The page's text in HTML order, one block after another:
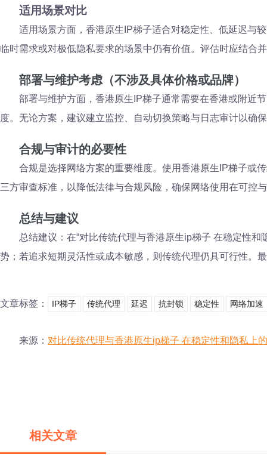
适用场景对比
适用场景方面，香港原生IP梯子适合对稳定性、低延迟与
临时需求或对极低隐私要求的场景中仍有价值。评估时应结合
部署与维护考虑（不涉及具体价格或品牌）
部署与维护方面，香港原生IP梯子通常需要在香港或附近
度。无论方案，建议建立监控、自动切换策略与日志审计以确
合规与审计的必要性
合规是选择网络方案的重要维度。使用香港原生IP梯子或
三方审查标准，以降低法律与合规风险，确保网络使用在可控
总结与建议
总结建议：在“对比传统代理与香港原生ip梯子 在稳定性
势；若追求短期灵活性或成本敏感，则传统代理仍具可行性。
文章标签： IP梯子 传统代理 延迟 抗封锁 稳定性 网络加速
来源： 对比传统代理与香港原生ip梯子 在稳定性和隐私上
相关文章